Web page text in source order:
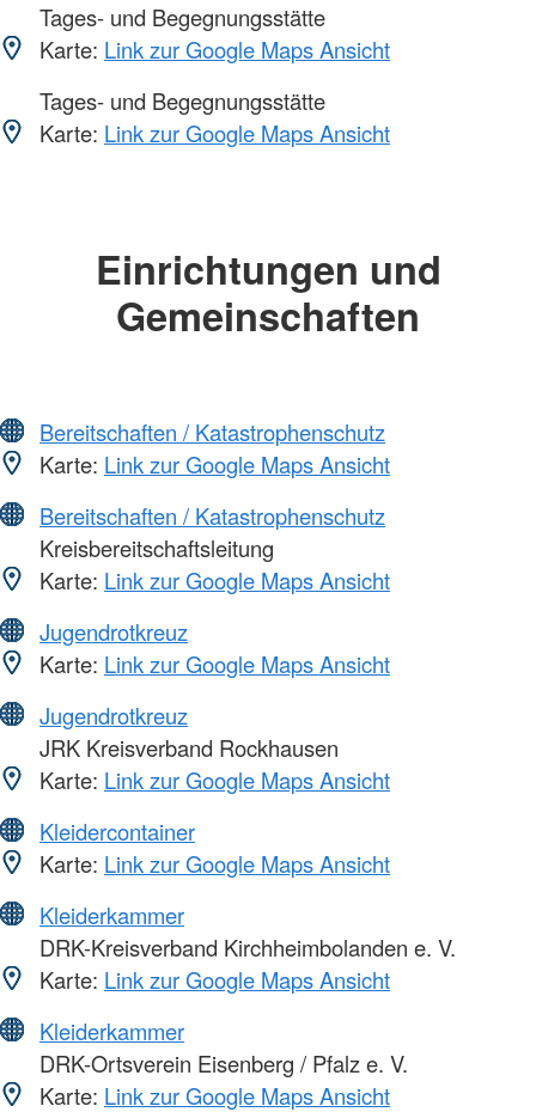
Tages- und Begegnungsstätte
Karte: Link zur Google Maps Ansicht
Tages- und Begegnungsstätte
Karte: Link zur Google Maps Ansicht
Einrichtungen und
Gemeinschaften
Bereitschaften / Katastrophenschutz
Karte: Link zur Google Maps Ansicht
Bereitschaften / Katastrophenschutz
Kreisbereitschaftsleitung
Karte: Link zur Google Maps Ansicht
Jugendrotkreuz
Karte: Link zur Google Maps Ansicht
Jugendrotkreuz
JRK Kreisverband Rockhausen
Karte: Link zur Google Maps Ansicht
Kleidercontainer
Karte: Link zur Google Maps Ansicht
Kleiderkammer
DRK-Kreisverband Kirchheimbolanden e. V.
Karte: Link zur Google Maps Ansicht
Kleiderkammer
DRK-Ortsverein Eisenberg / Pfalz e. V.
Karte: Link zur Google Maps Ansicht